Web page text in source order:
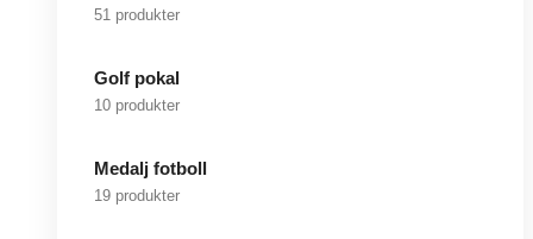
51 produkter
Golf pokal
10 produkter
Medalj fotboll
19 produkter